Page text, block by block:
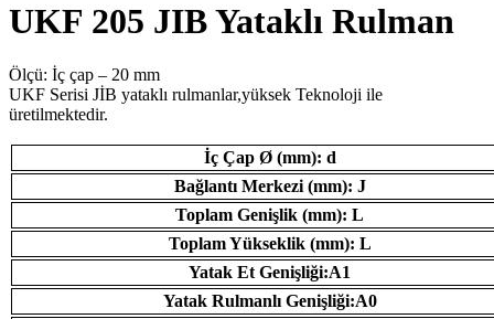
UKF 205 JIB Yataklı Rulman
Ölçü: İç çap – 20 mm
UKF Serisi JİB ​​yataklı rulmanlar,yüksek Teknoloji ile
üretilmektedir.
İç Çap Ø (mm): d
Bağlantı Merkezi (mm): J
Toplam Genişlik (mm): L
Toplam Yükseklik (mm): L
Yatak Et Genişliği:A1
Yatak Rulmanlı Genişliği:A0